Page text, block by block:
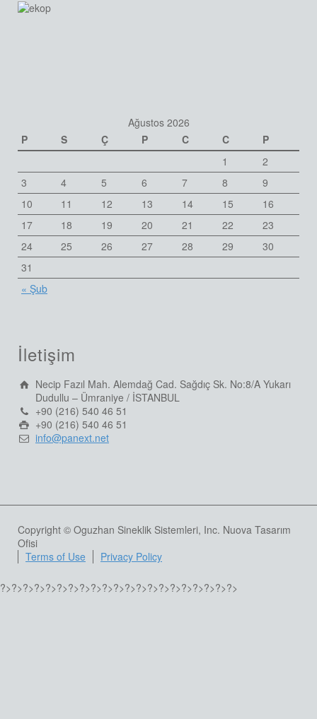
Ağustos 2026
P
S Ç P C C P
« Şub
1
2
3
4 5 6 7 8
9
10
11 12 13 14 15
16
17
18 19 20 21 22
23
24
25 26 27 28 29
30
31
İletişim
Necip Fazıl Mah. Alemdağ Cad. Sağdıç Sk. No:8/A Yukarı
Dudullu – Ümraniye / İSTANBUL
+90 (216) 540 46 51
+90 (216) 540 46 51
info@panext.net
Copyright © Oguzhan Sineklik Sistemleri, Inc. Nuova Tasarım
Ofisi
Terms of Use
Privacy Policy
?>?>?>?>?>?>?>?>?>?>?>?>?>?>?>?>?>?>?>?>?>